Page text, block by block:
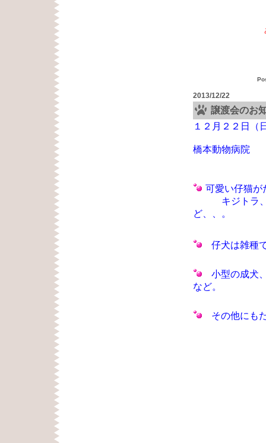
2013/12/22
譲渡会のお
１２月２２日
橋本動物病
可愛い仔猫が
キジトラ、愛
ど、、
仔犬は雑種
小型の成犬
など。
その他にも